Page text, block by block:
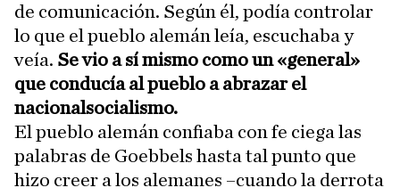
de comunicación. Según él, podía controlar
lo que el pueblo alemán leía, escuchaba y
veía. Se vio a sí mismo como un «general»
que conducía al pueblo a abrazar el
nacionalsocialismo.
El pueblo alemán confiaba con fe ciega las
palabras de Goebbels hasta tal punto que
hizo creer a los alemanes –cuando la derrota